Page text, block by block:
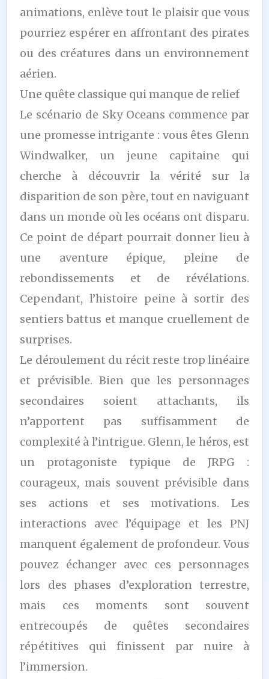
animations, enlève tout le plaisir que vous
pourriez espérer en affrontant des pirates
ou des créatures dans un environnement
aérien.
Une quête classique qui manque de relief
Le scénario de Sky Oceans commence par
une promesse intrigante : vous êtes Glenn
Windwalker, un jeune capitaine qui
cherche à découvrir la vérité sur la
disparition de son père, tout en naviguant
dans un monde où les océans ont disparu.
Ce point de départ pourrait donner lieu à
une aventure épique, pleine de
rebondissements et de révélations.
Cependant, l’histoire peine à sortir des
sentiers battus et manque cruellement de
surprises.
Le déroulement du récit reste trop linéaire
et prévisible. Bien que les personnages
secondaires soient attachants, ils
n’apportent pas suffisamment de
complexité à l’intrigue. Glenn, le héros, est
un protagoniste typique de JRPG :
courageux, mais souvent prévisible dans
ses actions et ses motivations. Les
interactions avec l’équipage et les PNJ
manquent également de profondeur. Vous
pouvez échanger avec ces personnages
lors des phases d’exploration terrestre,
mais ces moments sont souvent
entrecoupés de quêtes secondaires
répétitives qui finissent par nuire à
l’immersion.